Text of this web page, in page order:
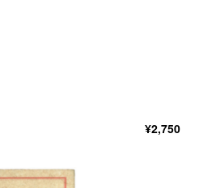
¥2,750